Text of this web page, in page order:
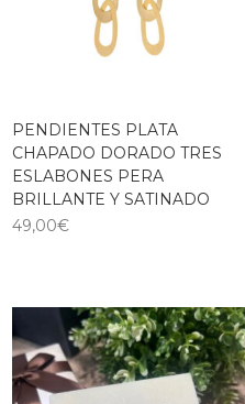
PENDIENTES PLATA
CHAPADO DORADO TRES
ESLABONES PERA
BRILLANTE Y SATINADO
49,00€